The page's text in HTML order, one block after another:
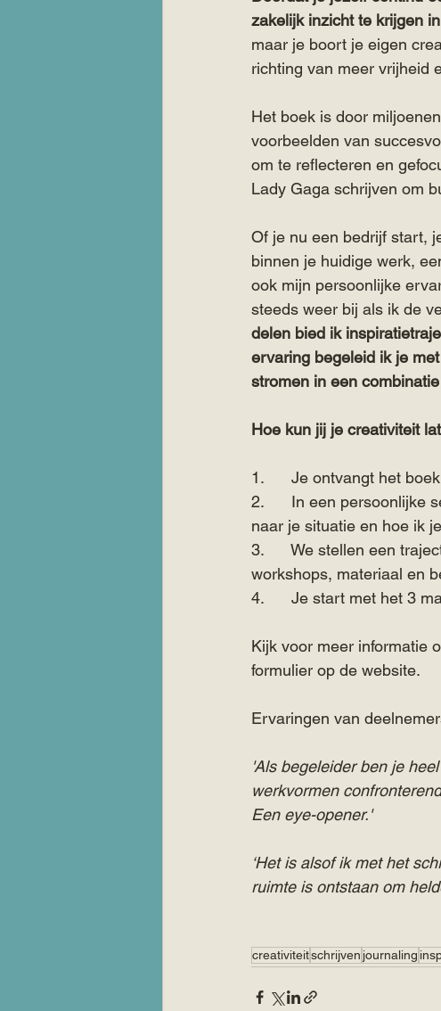
zakelijk inzicht te krijgen
maar je boort je eigen
richting van meer vrijheid
Het boek is door
voorbeelden van
om te reflecteren en
Lady Gaga schrijven om
Of je nu een bedrijf start,
binnen je huidige werk,
ook mijn persoonlijke
steeds weer bij als ik de
delen bied ik
ervaring begeleid ik je
stromen in een
Hoe kun jij je creativiteit
1.      Je ontvangt het
2.      In een
naar je situatie en hoe ik
3.      We stellen een
workshops, materiaal en
4.      Je start met het 3
Kijk voor meer informatie
formulier op de website.
Ervaringen van
'Als begeleider ben je
werkvormen
Een eye-opener.'
‘Het is alsof ik met het
ruimte is ontstaan om
creativiteitschrijven journaling